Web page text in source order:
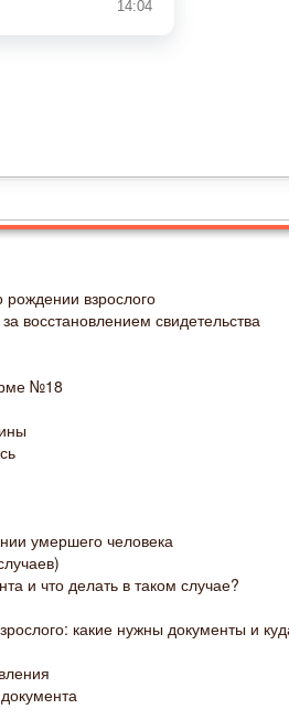
рождении взрослого
восстановлением свидетельства
№18
умершего человека
и что делать в таком случае?
какие нужны документы и